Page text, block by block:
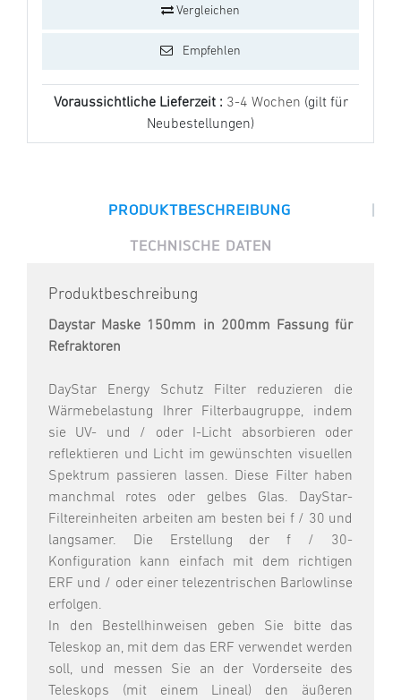
Vergleichen
Empfehlen
Voraussichtliche Lieferzeit : 3-4 Wochen (gilt für
Neubestellungen)
PRODUKTBESCHREIBUNG |
TECHNISCHE DATEN
Produktbeschreibung
Daystar Maske 150mm in 200mm Fassung für
Refraktoren
DayStar Energy Schutz Filter reduzieren die
Wärmebelastung Ihrer Filterbaugruppe, indem
sie UV- und / oder I-Licht absorbieren oder
reflektieren und Licht im gewünschten visuellen
Spektrum passieren lassen. Diese Filter haben
manchmal rotes oder gelbes Glas. DayStar-
Filtereinheiten arbeiten am besten bei f / 30 und
langsamer. Die Erstellung der f / 30-
Konfiguration kann einfach mit dem richtigen
ERF und / oder einer telezentrischen Barlowlinse
erfolgen.
In den Bestellhinweisen geben Sie bitte das
Teleskop an, mit dem das ERF verwendet werden
soll, und messen Sie an der Vorderseite des
Teleskops (mit einem Lineal) den äußeren